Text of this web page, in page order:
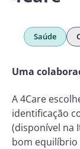
Saúde
Uma
A 4Care
identificação
(disponível na
bom equilíbrio